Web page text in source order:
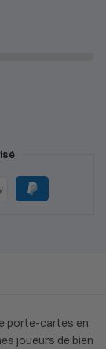
porte-cartes en
joueurs de bien